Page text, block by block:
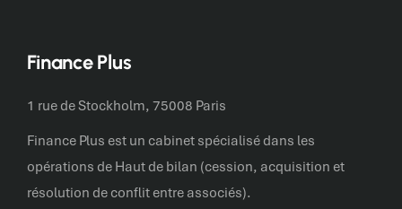
Finance Plus
1 rue de Stockholm, 75008 Paris
Finance Plus est un cabinet spécialisé dans les
opérations de Haut de bilan (cession, acquisition et
résolution de conflit entre associés).